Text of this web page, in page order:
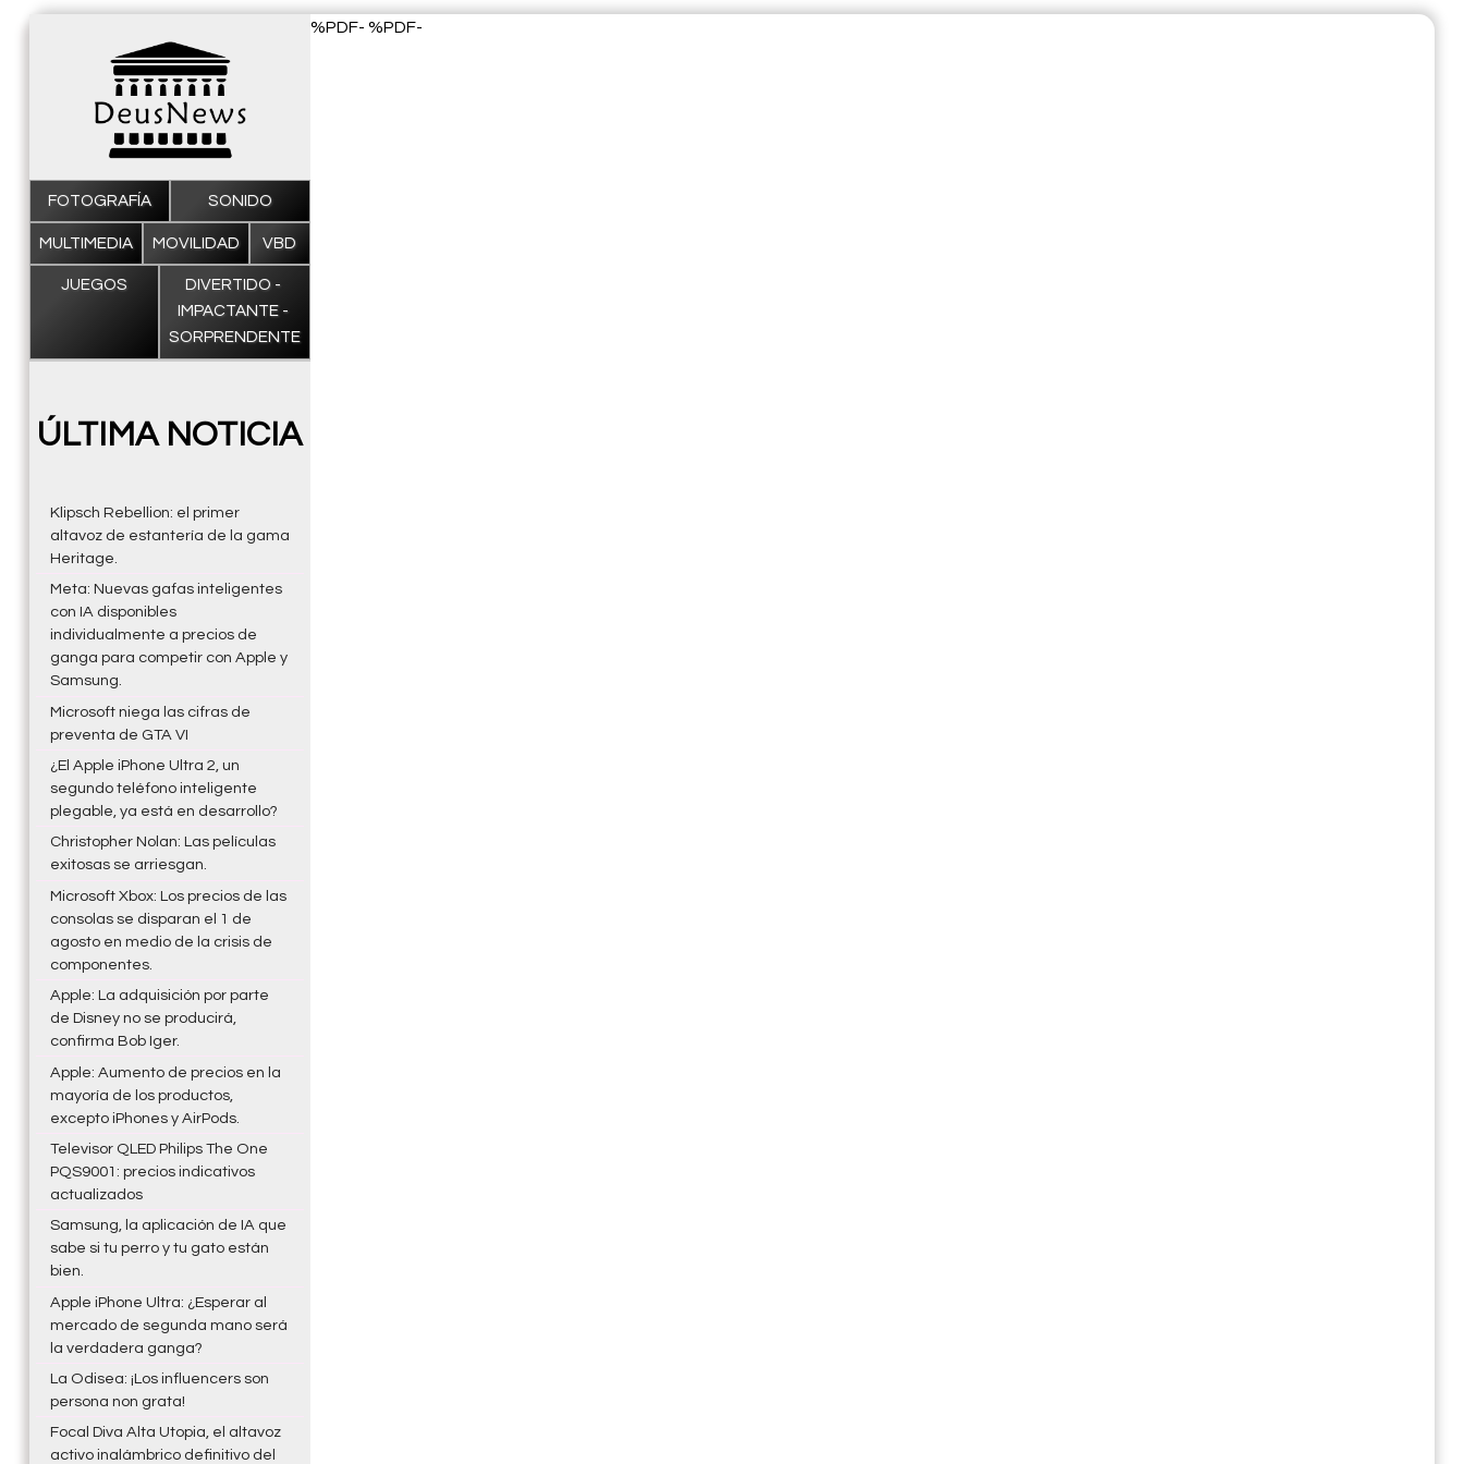
FOTOGRAFÍA SONIDO
MULTIMEDIA MOVILIDAD VBD
JUEGOS
DIVERTIDO -
IMPACTANTE -
SORPRENDENTE
ÚLTIMA NOTICIA
Klipsch Rebellion: el primer
altavoz de estantería de la gama
Heritage.
Meta: Nuevas gafas inteligentes
con IA disponibles
individualmente a precios de
ganga para competir con Apple y
Samsung.
Microsoft niega las cifras de
preventa de GTA VI
¿El Apple iPhone Ultra 2, un
segundo teléfono inteligente
plegable, ya está en desarrollo?
Christopher Nolan: Las películas
exitosas se arriesgan.
Microsoft Xbox: Los precios de las
consolas se disparan el 1 de
agosto en medio de la crisis de
componentes.
Apple: La adquisición por parte
de Disney no se producirá,
confirma Bob Iger.
Apple: Aumento de precios en la
mayoría de los productos,
excepto iPhones y AirPods.
Televisor QLED Philips The One
PQS9001: precios indicativos
actualizados
Samsung, la aplicación de IA que
sabe si tu perro y tu gato están
bien.
Apple iPhone Ultra: ¿Esperar al
mercado de segunda mano será
la verdadera ganga?
La Odisea: ¡Los influencers son
persona non grata!
Focal Diva Alta Utopia, el altavoz
activo inalámbrico definitivo del
%PDF- %PDF-